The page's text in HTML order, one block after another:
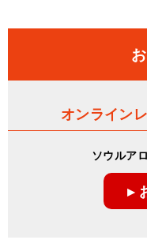
オンライン
ソウルア
▸